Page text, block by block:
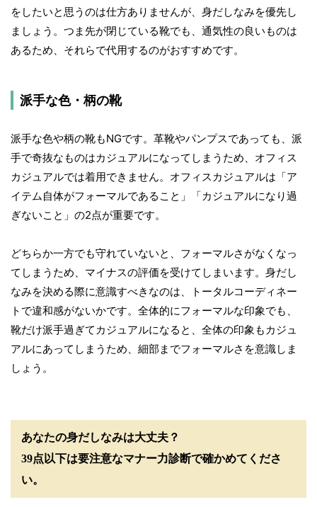
をしたいと思うのは仕方ありませんが、身だしなみを優先し
ましょう。つま先が閉じている靴でも、通気性の良いものは
あるため、それらで代用するのがおすすめです。
派手な色・柄の靴
派手な色や柄の靴もNGです。革靴やパンプスであっても、派
手で奇抜なものはカジュアルになってしまうため、オフィス
カジュアルでは着用できません。オフィスカジュアルは「ア
イテム自体がフォーマルであること」「カジュアルになり過
ぎないこと」の2点が重要です。
どちらか一方でも守れていないと、フォーマルさがなくなっ
てしまうため、マイナスの評価を受けてしまいます。身だし
なみを決める際に意識すべきなのは、トータルコーディネー
トで違和感がないかです。全体的にフォーマルな印象でも、
靴だけ派手過ぎてカジュアルになると、全体の印象もカジュ
アルにあってしまうため、細部までフォーマルさを意識しま
しょう。
あなたの身だしなみは大丈夫？
39点以下は要注意なマナー力診断で確かめてくださ
い。